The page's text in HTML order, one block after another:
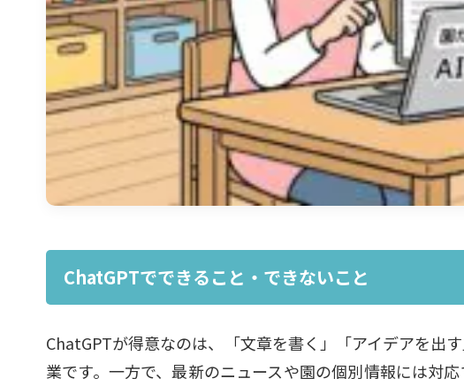
ChatGPTでできること・できないこと
ChatGPTが得意なのは、「文章を書く」「アイデアを出
業です。一方で、最新のニュースや園の個別情報には対